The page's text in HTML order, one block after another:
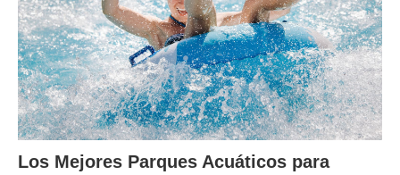
Los Mejores Parques Acuáticos para